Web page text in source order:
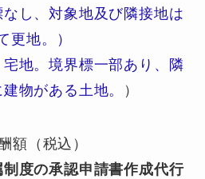
し、対象地及び隣接地は
更地。）
地。境界標一部あり、隣
物がある土地。
）
額（税込）
度の承認申請書作成代行